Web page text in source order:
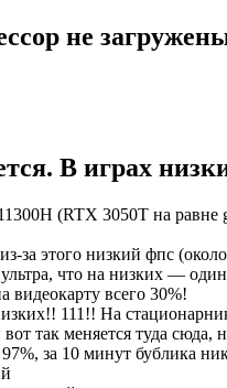
не
В играх
(RTX 3050T на равне
за этого низкий фпс
что на низких —
видеокарту всего 30%!
111!! На
так меняется туда сюда,
за 10 минут бублика